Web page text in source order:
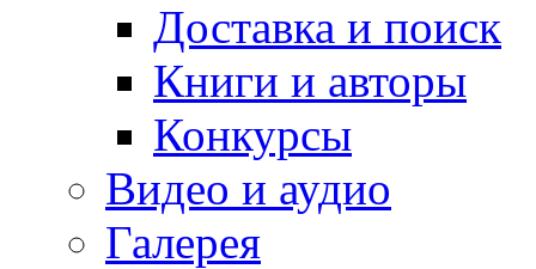
Доставка и поиск
Книги и авторы
Конкурсы
Видео и аудио
Галерея